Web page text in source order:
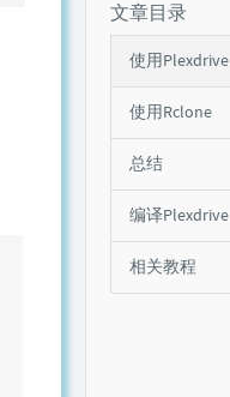
文章目录
使用Plexdrive
使用Rclone
总结
编译Plexdrive
相关教程